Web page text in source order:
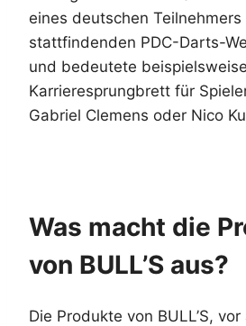
eines deutschen
stattfindenden PDC-Darts-
und bedeutete
Karrieresprungbrett für
Gabriel Clemens oder Nico
Was macht die
von BULL’S aus?
Die Produkte von BULL’S,